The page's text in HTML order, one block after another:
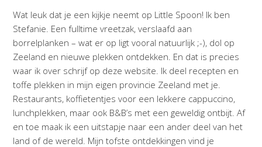
Wat leuk dat je een kijkje neemt op Little Spoon! Ik ben
Stefanie. Een fulltime vreetzak, verslaafd aan
borrelplanken – wat er op ligt vooral natuurlijk ;-), dol op
Zeeland en nieuwe plekken ontdekken. En dat is precies
waar ik over schrijf op deze website. Ik deel recepten en
toffe plekken in mijn eigen provincie Zeeland met je.
Restaurants, koffietentjes voor een lekkere cappuccino,
lunchplekken, maar ook B&B’s met een geweldig ontbijt. Af
en toe maak ik een uitstapje naar een ander deel van het
land of de wereld. Mijn tofste ontdekkingen vind je